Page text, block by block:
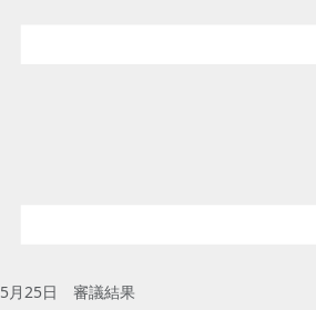
5月25日 審議結果